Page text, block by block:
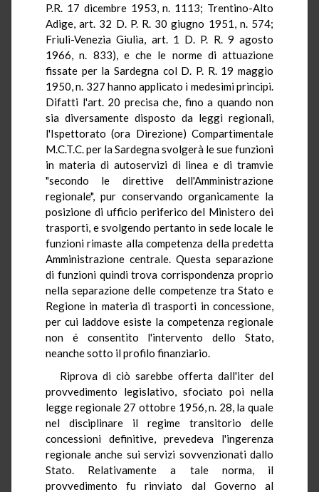
P.R. 17 dicembre 1953, n. 1113; Trentino-Alto
Adige, art. 32 D. P. R. 30 giugno 1951, n. 574;
Friuli-Venezia Giulia, art. 1 D. P. R. 9 agosto
1966, n. 833), e che le norme di attuazione
fissate per la Sardegna col D. P. R. 19 maggio
1950, n. 327 hanno applicato i medesimi principi.
Difatti l'art. 20 precisa che, fino a quando non
sia diversamente disposto da leggi regionali,
l'Ispettorato (ora Direzione) Compartimentale
M.C.T.C. per la Sardegna svolgerà le sue funzioni
in materia di autoservizi di linea e di tramvie
"secondo le direttive dell'Amministrazione
regionale", pur conservando organicamente la
posizione di ufficio periferico del Ministero dei
trasporti, e svolgendo pertanto in sede locale le
funzioni rimaste alla competenza della predetta
Amministrazione centrale. Questa separazione
di funzioni quindi trova corrispondenza proprio
nella separazione delle competenze tra Stato e
Regione in materia di trasporti in concessione,
per cui laddove esiste la competenza regionale
non é consentito l'intervento dello Stato,
neanche sotto il profilo finanziario.
Riprova di ciò sarebbe offerta dall'iter del
provvedimento legislativo, sfociato poi nella
legge regionale 27 ottobre 1956, n. 28, la quale
nel disciplinare il regime transitorio delle
concessioni definitive, prevedeva l'ingerenza
regionale anche sui servizi sovvenzionati dallo
Stato. Relativamente a tale norma, il
provvedimento fu rinviato dal Governo al